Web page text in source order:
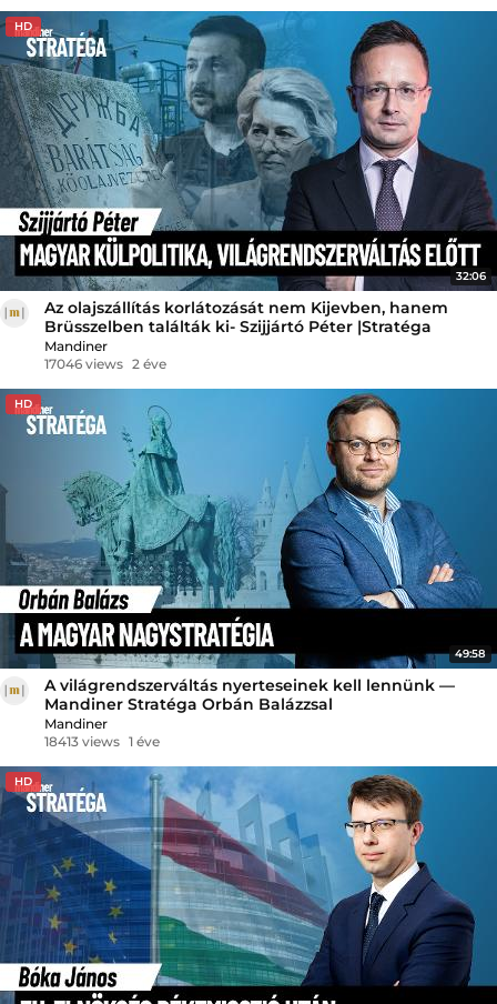
HD
32:06
Az olajszállítás korlátozását nem Kijevben, hanem
Brüsszelben találták ki- Szijjártó Péter |Stratéga
Mandiner
17046 views 2 éve
HD
49:58
A világrendszerváltás nyerteseinek kell lennünk —
Mandiner Stratéga Orbán Balázzsal
Mandiner
18413 views 1 éve
HD